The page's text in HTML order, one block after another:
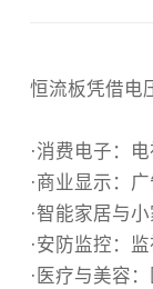
恒流板凭借电
·消费电子‌：
·商业显示‌：
·智能家居与
‌·安防监控‌：
·医疗与美容‌